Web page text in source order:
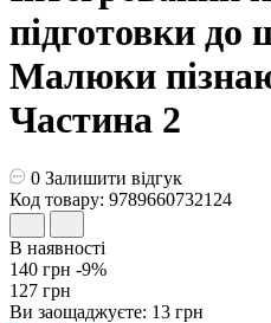
підготовки до
Малюки
Частина 2
0 Залишити відгук
Код товару: 9789660732124
В наявності
140 грн -9%
127 грн
Ви заощаджуєте: 13 грн